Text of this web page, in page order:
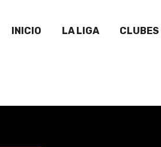
INICIO LA LIGA CLUBES